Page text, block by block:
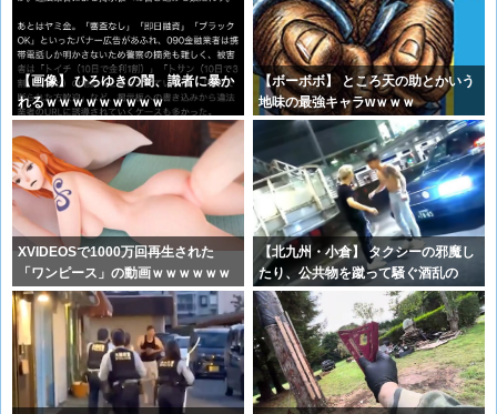
【画像】 ひろゆきの闇、識者に暴か
れるｗｗｗｗｗｗｗｗｗ
【ボーボボ】 ところ天の助とかいう
地味の最強キャラwｗｗｗ
XVIDEOSで1000万回再生された
「ワンピース」の動画ｗｗｗｗｗｗ
ｗ
【北九州・小倉】 タクシーの邪魔し
たり、公共物を蹴って騒ぐ酒乱の
DQNに